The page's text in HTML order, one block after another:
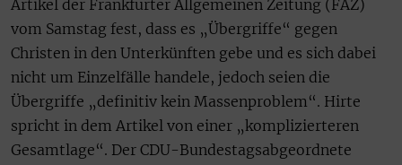
Artikel der Frankfurter Allgemeinen Zeitung (FAZ)
vom Samstag fest, dass es „Übergriffe“ gegen
Christen in den Unterkünften gebe und es sich dabei
nicht um Einzelfälle handele, jedoch seien die
Übergriffe „definitiv kein Massenproblem“. Hirte
spricht in dem Artikel von einer „komplizierteren
Gesamtlage“. Der CDU-Bundestagsabgeordnete